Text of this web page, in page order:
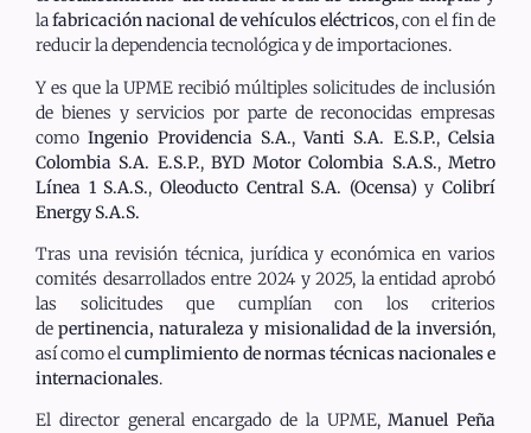
lafabricación nacional de vehículos eléctricos, con el fin de
reducir la dependencia tecnológica y de importaciones.
Y es que la UPME recibió múltiples solicitudes de inclusión
de bienes y servicios por parte de reconocidas empresas
comoIngenio Providencia S.A.,Vanti S.A. E.S.P.,Celsia
Colombia S.A. E.S.P., BYD Motor Colombia S.A.S., Metro
Línea 1 S.A.S., Oleoducto Central S.A. (Ocensa) y Colibrí
Energy S.A.S.
Tras una revisión técnica, jurídica y económica en varios
comités desarrollados entre 2024 y 2025, la entidad aprobó
las solicitudes que cumplían con los criterios
depertinencia, naturaleza y misionalidad de la inversión,
así como elcumplimiento de normas técnicas nacionales e
internacionales.
El director general encargado de la UPME,Manuel Peña